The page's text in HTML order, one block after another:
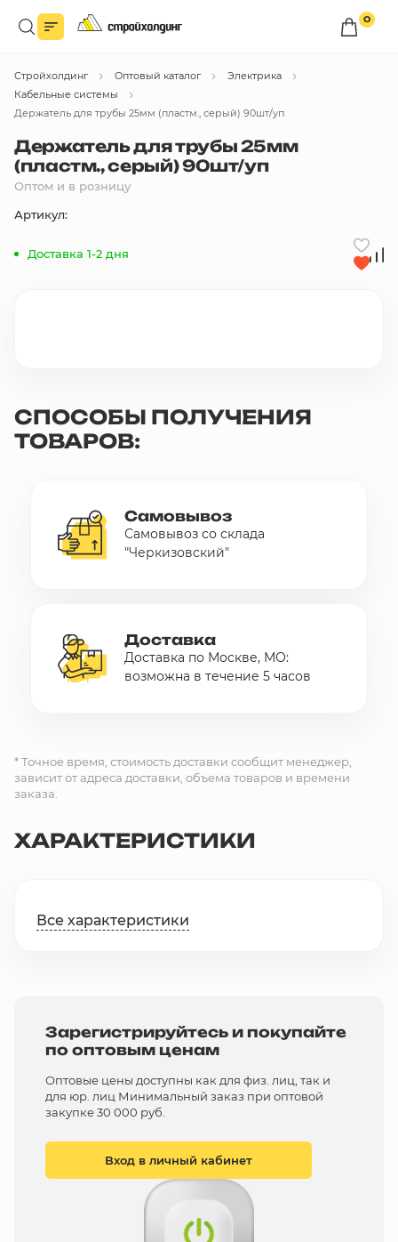
0
Войдите в личный кабинет
Вы сможете оформлять заказы
Каталог товаров
10 000 ₽
sales@stroyholding.ru
Телеграм
Контакты
Стройхолдинг Оптовый каталог
Электрика
Кабельные системы
Держатель для трубы 25мм (пластм., серый) 90шт/уп
Держатель для трубы 25мм
(пластм., серый) 90шт/уп
Оптом и в розницу
Артикул:
Доставка 1-2 дня
СПОСОБЫ ПОЛУЧЕНИЯ
ТОВАРОВ:
Самовывоз
Самовывоз со склада
"Черкизовский"
Доставка
Доставка по Москве, МО:
возможна в течение 5 часов
* Точное время, стоимость доставки сообщит менеджер,
зависит от адреса доставки, объема товаров и времени
заказа.
ХАРАКТЕРИСТИКИ
Все характеристики
Зарегистрируйтесь и покупайте
по оптовым ценам
Оптовые цены доступны как для физ. лиц, так и
для юр. лиц Минимальный заказ при оптовой
закупке 30 000 руб.
Вход в личный кабинет